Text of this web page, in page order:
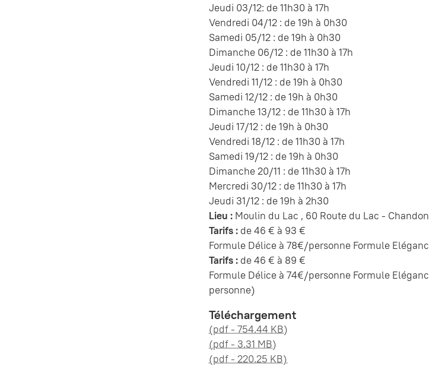
Jeudi 03/12: de 11h30 à 17h
Vendredi 04/12 : de 19h à 0h30
Samedi 05/12 : de 19h à 0h30
Dimanche 06/12 : de 11h30 à 17h
Jeudi 10/12 : de 11h30 à 17h
Vendredi 11/12 : de 19h à 0h30
Samedi 12/12 : de 19h à 0h30
Dimanche 13/12 : de 11h30 à 17h
Jeudi 17/12 : de 19h à 0h30
Vendredi 18/12 : de 11h30 à 17h
Samedi 19/12 : de 19h à 0h30
Dimanche 20/11 : de 11h30 à 17h
Mercredi 30/12 : de 11h30 à 17h
Jeudi 31/12 : de 19h à 2h30
Lieu : Moulin du Lac , 60 Route du Lac - Chandon
Tarifs : de 46 € à 93 €
Formule Délice à 78€/personne Formule
Tarifs : de 46 € à 89 €
Formule Délice à 74€/personne Formule
personne)
Téléchargement
(pdf - 754.44 KB)
(pdf - 3.31 MB)
(pdf - 220.25 KB)